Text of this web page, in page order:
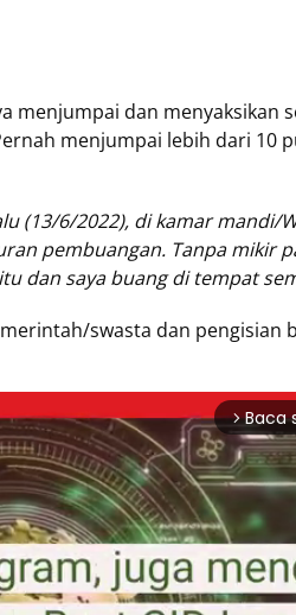
menjumpai dan menyaksikan
menjumpai lebih dari 10
(13/6/2022), di kamar mandi/
pembuangan. Tanpa mikir
dan saya buang di tempat
swasta dan pengisian
arrow_forward_ios Baca